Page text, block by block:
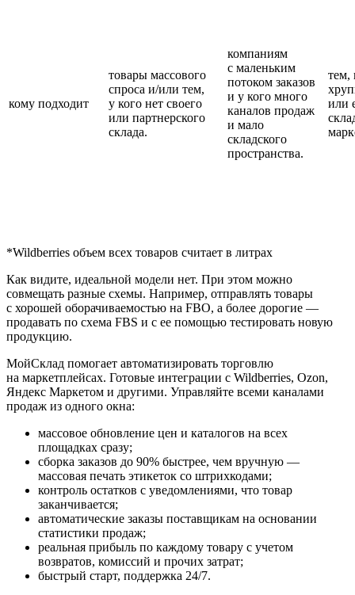
кому подходит
товары массового
спроса и/или тем,
у кого нет своего
или партнерского
склада.
компаниям
с маленьким
потоком заказов
и у кого много
каналов продаж
и мало
складского
пространства.
тем,
или
*Wildberries объем всех товаров считает в литрах
Как видите, идеальной модели нет. При этом можно
совмещать разные схемы. Например, отправлять товары
с хорошей оборачиваемостью на FBO, а более дорогие —
продавать по схема FBS и с ее помощью тестировать новую
продукцию.
МойСклад помогает автоматизировать торговлю
на маркетплейсах. Готовые интеграции с Wildberries, Ozon,
Яндекс Маркетом и другими. Управляйте всеми каналами
продаж из одного окна:
массовое обновление цен и каталогов на всех
площадках сразу;
сборка заказов до 90% быстрее, чем вручную —
массовая печать этикеток со штрихкодами;
контроль остатков с уведомлениями, что товар
заканчивается;
автоматические заказы поставщикам на основании
статистики продаж;
реальная прибыль по каждому товару с учетом
возвратов, комиссий и прочих затрат;
быстрый старт, поддержка 24/7.